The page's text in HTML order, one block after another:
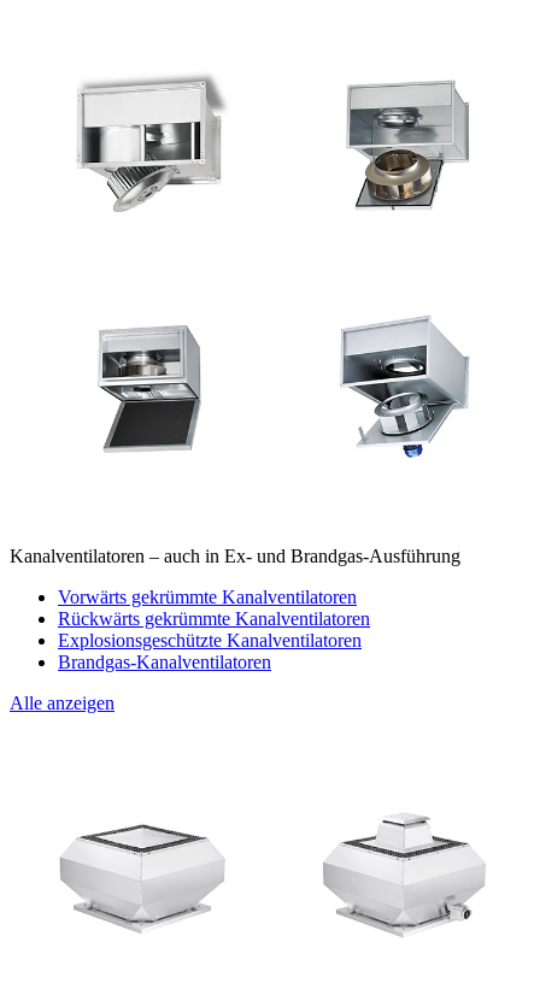
Kanalventilatoren – auch in Ex- und Brandgas-Ausführung
Vorwärts gekrümmte Kanalventilatoren
Rückwärts gekrümmte Kanalventilatoren
Explosionsgeschützte Kanalventilatoren
Brandgas-Kanalventilatoren
Alle anzeigen